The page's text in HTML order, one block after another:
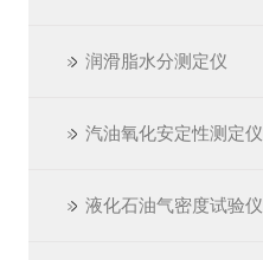
润滑脂水分测定仪
汽油氧化安定性测定仪
液化石油气密度试验仪